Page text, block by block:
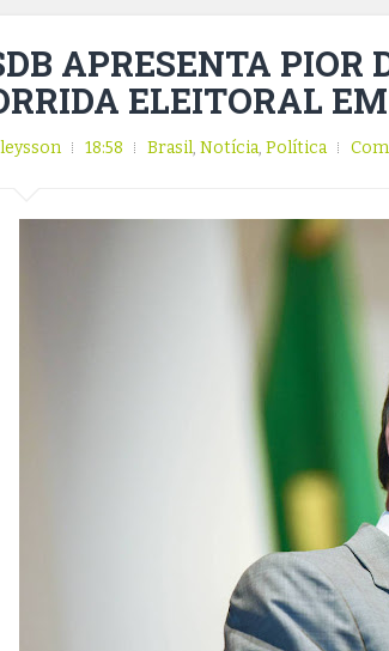
APRESENTA PIOR
ELEITORAL
leysson 18:58 Brasil,Notícia,Política